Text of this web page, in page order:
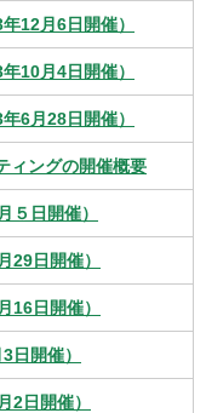
12月6日開催）
10月4日開催）
6月28日開催）
ィングの開催概要
５日開催）
29日開催）
16日開催）
日開催）
2日開催）